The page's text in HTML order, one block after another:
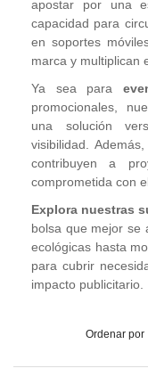
apostar por una
capacidad para
en soportes
marca y multiplican
Ya sea para
promocionales,
una solución
visibilidad.
contribuyen a
comprometida con
Explora nuestras
bolsa que mejor se
ecológicas hasta
para cubrir
impacto publicitario.
Ordenar por